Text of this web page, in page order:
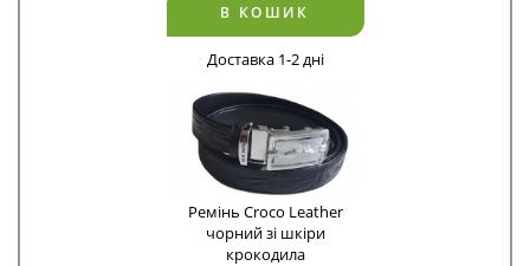
В КОШИК
Доставка 1-2 дні
Ремінь Croco Leather
чорний зі шкіри
крокодила